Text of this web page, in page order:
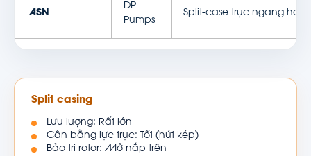
ASN
DP
Pumps
Split-case trục ngang hai
Split casing
Lưu lượng: Rất lớn
Cân bằng lực trục: Tốt (hút kép)
Bảo trì rotor: Mở nắp trên